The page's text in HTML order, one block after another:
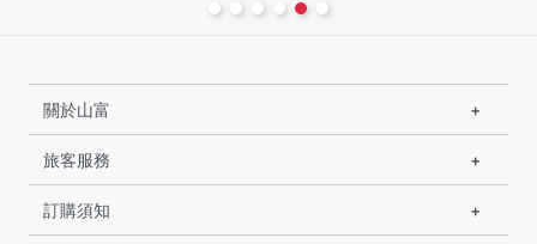
關於山富
旅客服務
訂購須知